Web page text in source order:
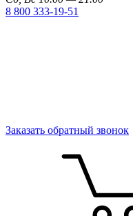
8 800 333-19-51
Заказать обратный звонок